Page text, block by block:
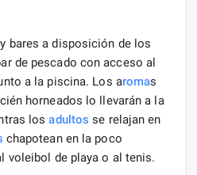
bares a disposición de los
de pescado con acceso al
a la piscina. Los aromas
horneados lo llevarán a la
losadultos se relajan en
chapotean en la poco
voleibol de playa o al tenis.